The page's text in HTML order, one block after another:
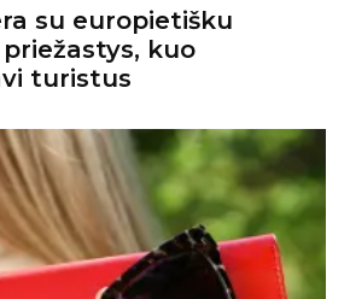
su europietišku
kuo
turistus